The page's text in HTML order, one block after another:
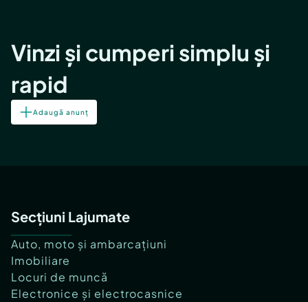
Vinzi și cumperi simplu și
rapid
Adaugă anunț
Secțiuni Lajumate
Auto, moto și ambarcațiuni
Imobiliare
Locuri de muncă
Electronice și electrocasnice